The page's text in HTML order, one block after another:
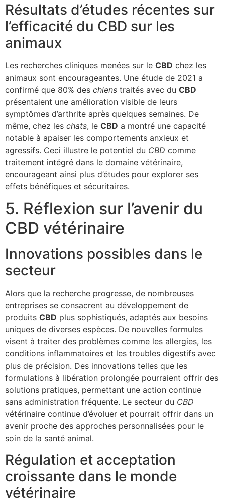
Résultats d’études récentes sur
l’efficacité du CBD sur les
animaux
Les recherches cliniques menées sur le CBD chez les
animaux sont encourageantes. Une étude de 2021 a
confirmé que 80% des chiens traités avec du CBD
présentaient une amélioration visible de leurs
symptômes d’arthrite après quelques semaines. De
même, chez les chats, le CBD a montré une capacité
notable à apaiser les comportements anxieux et
agressifs. Ceci illustre le potentiel du CBD comme
traitement intégré dans le domaine vétérinaire,
encourageant ainsi plus d’études pour explorer ses
effets bénéfiques et sécuritaires.
5. Réflexion sur l’avenir du
CBD vétérinaire
Innovations possibles dans le
secteur
Alors que la recherche progresse, de nombreuses
entreprises se consacrent au développement de
produits CBD plus sophistiqués, adaptés aux besoins
uniques de diverses espèces. De nouvelles formules
visent à traiter des problèmes comme les allergies, les
conditions inflammatoires et les troubles digestifs avec
plus de précision. Des innovations telles que les
formulations à libération prolongée pourraient offrir des
solutions pratiques, permettant une action continue
sans administration fréquente. Le secteur du CBD
vétérinaire continue d’évoluer et pourrait offrir dans un
avenir proche des approches personnalisées pour le
soin de la santé animal.
Régulation et acceptation
croissante dans le monde
vétérinaire